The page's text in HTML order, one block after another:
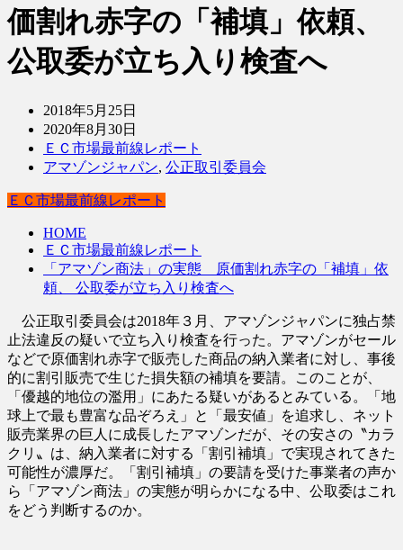
価割れ赤字の「補填」依頼、
公取委が立ち入り検査へ
2018年5月25日
2020年8月30日
ＥＣ市場最前線レポート
アマゾンジャパン, 公正取引委員会
ＥＣ市場最前線レポート
HOME
ＥＣ市場最前線レポート
「アマゾン商法」の実態 原価割れ赤字の「補填」依
頼、 公取委が立ち入り検査へ
公正取引委員会は2018年３月、アマゾンジャパンに独占禁
止法違反の疑いで立ち入り検査を行った。アマゾンがセール
などで原価割れ赤字で販売した商品の納入業者に対し、事後
的に割引販売で生じた損失額の補填を要請。このことが、
「優越的地位の濫用」にあたる疑いがあるとみている。「地
球上で最も豊富な品ぞろえ」と「最安値」を追求し、ネット
販売業界の巨人に成長したアマゾンだが、その安さの〝カラ
クリ〟は、納入業者に対する「割引補填」で実現されてきた
可能性が濃厚だ。「割引補填」の要請を受けた事業者の声か
ら「アマゾン商法」の実態が明らかになる中、公取委はこれ
をどう判断するのか。